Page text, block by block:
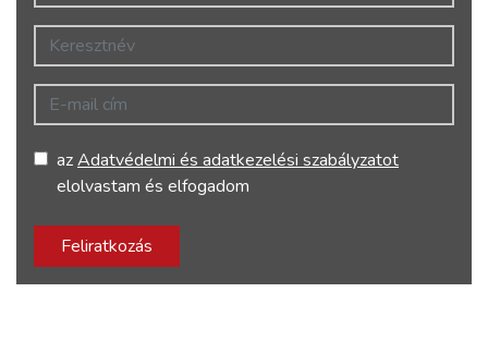
Keresztnév
E-mail cím
azAdatvédelmi és adatkezelési szabályzatot
elolvastam és elfogadom
Feliratkozás